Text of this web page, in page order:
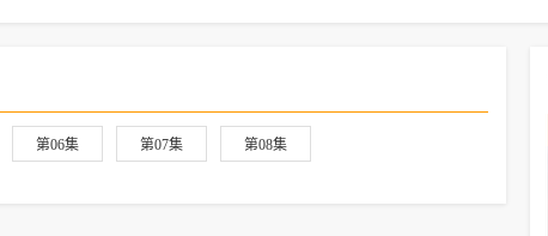
第06集 第07集 第08集